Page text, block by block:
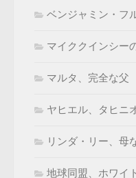
ベンジャミン・フ
マイククインシー
マルタ、完全な父
ヤヒエル、タヒニ
リンダ・リー、母
地球同盟、ホワイ